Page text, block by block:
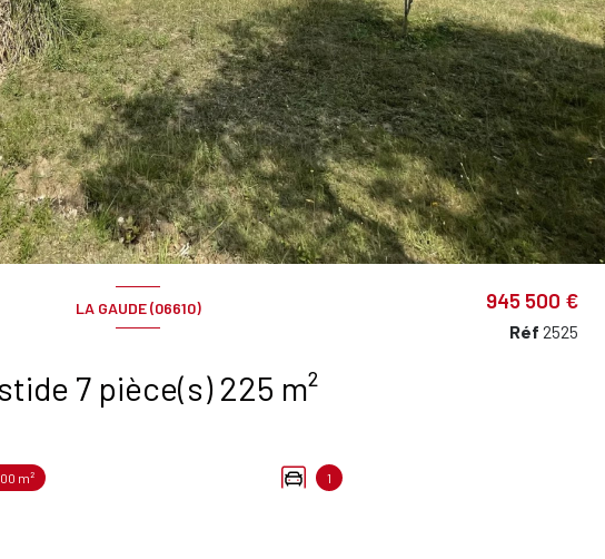
LA GAUDE (06610)
Bastide 7 pièce(s) 225 m²
m² 1
945 500 €
Réf 2525